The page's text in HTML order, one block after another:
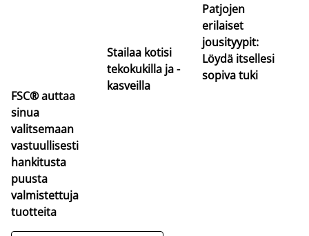
FSC® auttaa
sinua
valitsemaan
vastuullisesti
hankitusta
puusta
valmistettuja
tuotteita
Stailaa kotisi
tekokukilla ja -
kasveilla
Patjojen
erilaiset
jousityypit:
Löydä itsellesi
sopiva tuki